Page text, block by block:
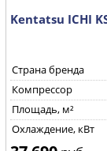
Kentatsu ICHI
Страна бренда
Компрессор
Площадь, м²
Охлаждение, кВт